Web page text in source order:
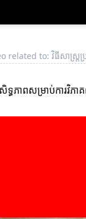
related to: វិធីសាស្ត្រប្
សិទ្ធភាពសម្រាប់ក